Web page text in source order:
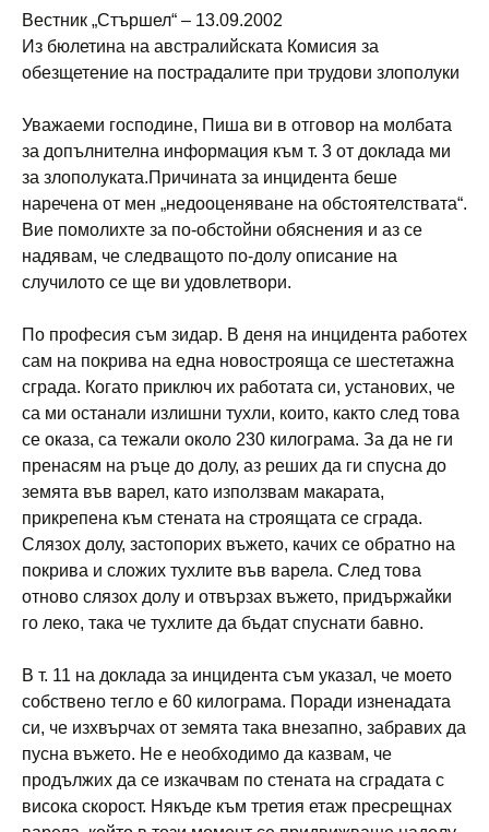
Вестник „Стършел“ – 13.09.2002
Из бюлетина на австралийската Комисия за
обезщетение на пострадалите при трудови злополуки
Уважаеми господине, Пиша ви в отговор на молбата
за допълнителна информация към т. 3 от доклада ми
за злополуката.Причината за инцидента беше
наречена от мен „недооценяване на обстоятелствата“.
Вие помолихте за по-обстойни обяснения и аз се
надявам, че следващото по-долу описание на
случилото се ще ви удовлетвори.
По професия съм зидар. В деня на инцидента работех
сам на покрива на една новострояща се шестетажна
сграда. Когато приключ их работата си, установих, че
са ми останали излишни тухли, които, както след това
се оказа, са тежали около 230 килограма. За да не ги
пренасям на ръце до долу, аз реших да ги спусна до
земята във варел, като използвам макарата,
прикрепена към стената на строящата се сграда.
Слязох долу, застопорих въжето, качих се обратно на
покрива и сложих тухлите във варела. След това
отново слязох долу и отвързах въжето, придържайки
го леко, така че тухлите да бъдат спуснати бавно.
В т. 11 на доклада за инцидента съм указал, че моето
собствено тегло е 60 килограма. Поради изненадата
си, че изхвърчах от земята така внезапно, забравих да
пусна въжето. Не е необходимо да казвам, че
продължих да се изкачвам по стената на сградата с
висока скорост. Някъде към третия етаж пресрещнах